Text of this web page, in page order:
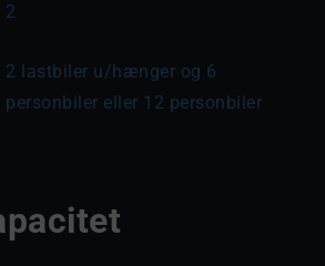
2
2 lastbiler u/hænger og 6
personbiler eller 12 personbiler